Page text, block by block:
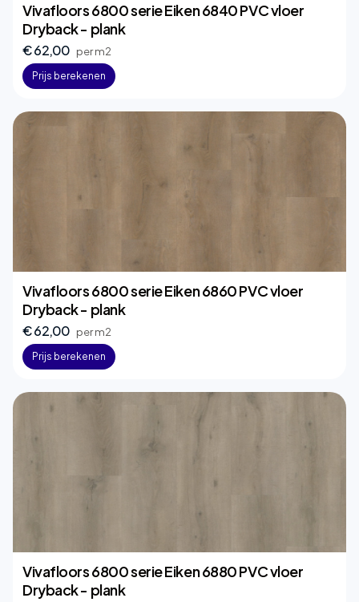
Vivafloors 6800 serie Eiken 6840 PVC vloer
Dryback - plank
€ 62,00 per m2
Prijs berekenen
Vivafloors 6800 serie Eiken 6860 PVC vloer
Dryback - plank
€ 62,00 per m2
Prijs berekenen
Vivafloors 6800 serie Eiken 6880 PVC vloer
Dryback - plank